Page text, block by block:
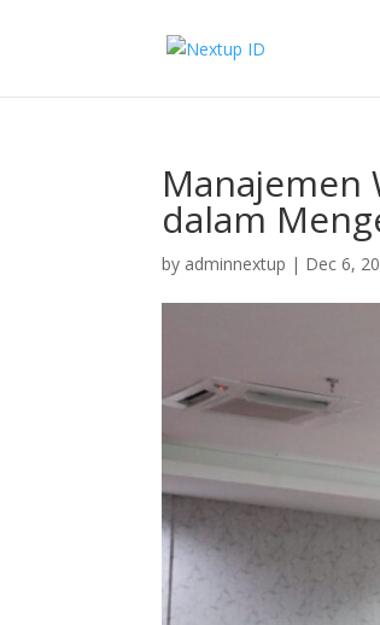
Manajemen
dalam
by adminnextup | Dec 6,